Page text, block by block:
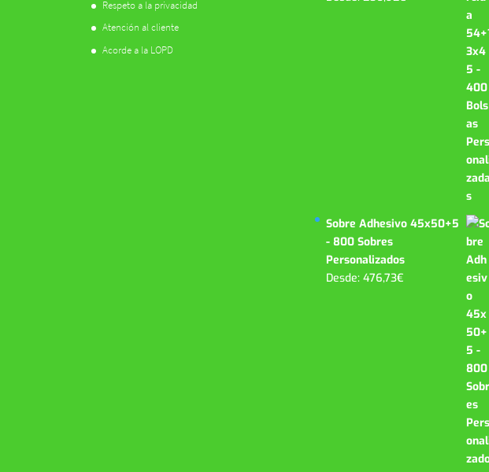
Respeto a la privacidad
Atención al cliente
Acorde a la LOPD
Sobre Adhesivo 45x50+5
- 800 Sobres
Personalizados
Desde: 476,73€